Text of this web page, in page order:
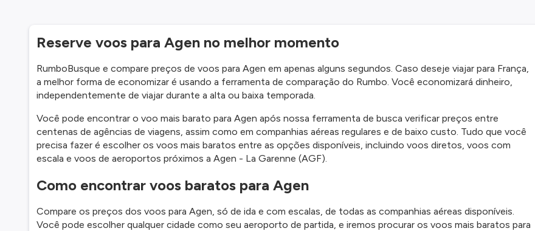
Reserve voos para Agen no melhor momento
RumboBusque e compare preços de voos para Agen em apenas alguns segundos. Caso deseje viajar para França,
a melhor forma de economizar é usando a ferramenta de comparação do Rumbo. Você economizará dinheiro,
independentemente de viajar durante a alta ou baixa temporada.
Você pode encontrar o voo mais barato para Agen após nossa ferramenta de busca verificar preços entre
centenas de agências de viagens, assim como em companhias aéreas regulares e de baixo custo. Tudo que você
precisa fazer é escolher os voos mais baratos entre as opções disponíveis, incluindo voos diretos, voos com
escala e voos de aeroportos próximos a Agen - La Garenne (AGF).
Como encontrar voos baratos para Agen
Compare os preços dos voos para Agen, só de ida e com escalas, de todas as companhias aéreas disponíveis.
Você pode escolher qualquer cidade como seu aeroporto de partida, e iremos procurar os voos mais baratos para